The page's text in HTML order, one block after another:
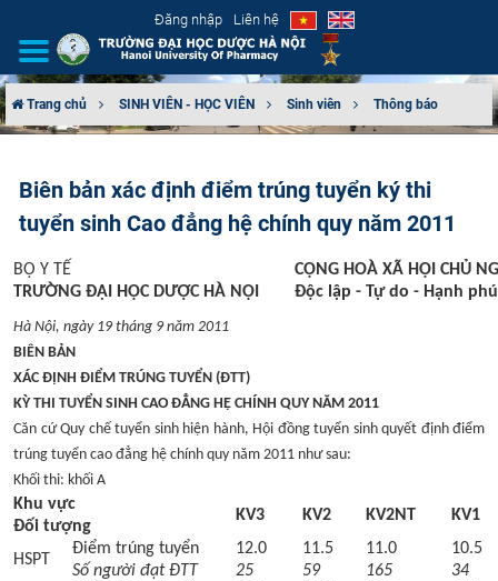
Đăng nhập Liên hệ
CƠ CẤU TỔ CHỨC
TUYỂN SINH
ĐẢM BẢO CHẤT LƯỢNG
KHOA HỌC CÔNG NGHỆ
HTQT
CỰU NGƯỜI HỌC
Trang chủ SINH VIÊN - HỌC VIÊN Sinh viên Thông báo
Biên bản xác định điểm trúng tuyển ký thi
tuyển sinh Cao đẳng hệ chính quy năm 2011
BỘ Y TẾ
TRƯỜNG ĐẠI HỌC DƯỢC HÀ NỘI
CỘNG HOÀ XÃ HỘI CHỦ
Độc lập - Tự do - Hạnh
Hà Nội, ngày 19 tháng 9 năm 2011
BIÊN BẢN
XÁC ĐỊNH ĐIỂM TRÚNG TUYỂN (ĐTT)
KỲ THI TUYỂN SINH CAO ĐẲNG HỆ CHÍNH QUY NĂM 2011
Căn cứ Quy chế tuyển sinh hiện hành, Hội đồng tuyển sinh quyết định điểm
trúng tuyển cao đẳng hệ chính quy năm 2011 như sau:
Khối thi: khối A
Khu vực
Đối tượng
KV3 KV2 KV2NT KV1
HSPT
Điểm trúng tuyển 12.0 11.5 11.0
10.5
Số người đạt ĐTT
25 59 165
34